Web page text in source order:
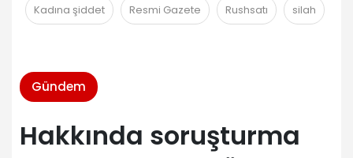
Kadına şiddet Resmi Gazete Rushsatı silah
Gündem
Hakkında soruşturma